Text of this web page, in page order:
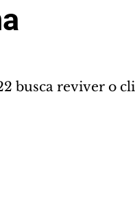
busca reviver o